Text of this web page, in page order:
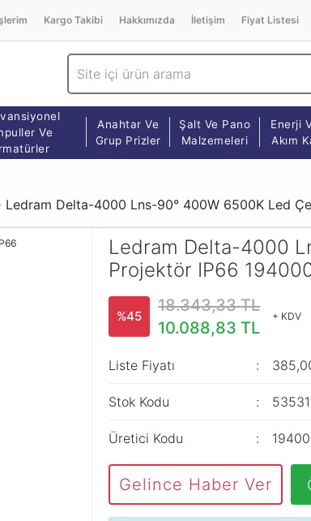
Kargo Takibi Hakkımızda İletişim Fiyat Listesi
Ve
Anahtar Ve
Grup Prizler
Şalt Ve Pano
Malzemeleri
Enerji
Akım
Ledram Delta-4000 Lns-90° 400W 6500K Led
Ledram Delta-4000
Projektör IP66
%45
18.343,33 TL
10.088,83 TL
+ KDV
Liste Fiyatı
Stok Kodu
Üretici Kodu
Gelince Haber Ver